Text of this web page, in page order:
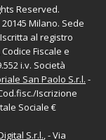
Reserved.
Milano. Sede
al registro
Fiscale e
i.v. Società
San Paolo S.r.l. -
Iscrizione
Sociale €
S.r.l., - Via